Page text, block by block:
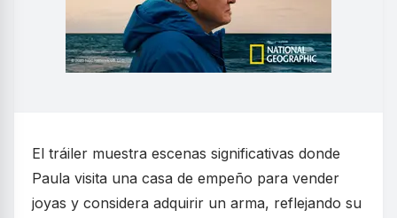
El tráiler muestra escenas significativas donde
Paula visita una casa de empeño para vender
joyas y considera adquirir un arma, reflejando su